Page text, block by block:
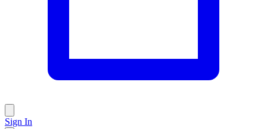
Sign In